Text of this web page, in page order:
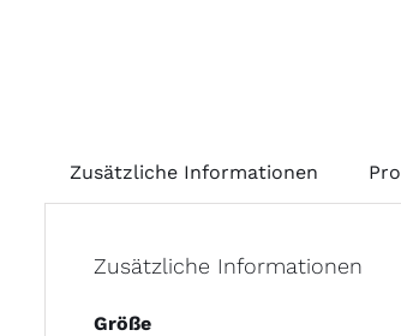
Zusätzliche Informationen
Zusätzliche Informationen
Größe